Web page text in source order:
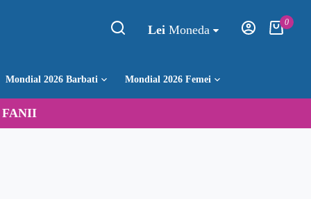
Lei Moneda
0
Mondial 2026 Barbati Mondial 2026 Femei
FANII